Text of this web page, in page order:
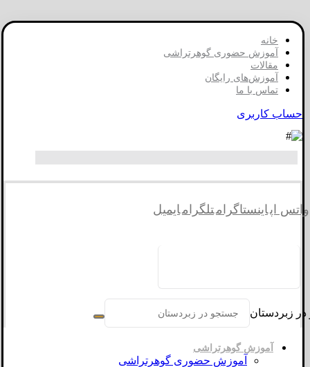
خانه
آموزش حضوری گوهرتراشی
مقالات
آموزش‌های رایگان
تماس با ما
حساب کاربری
واتس اپاینستاگرامتلگرامایمیل
زبردستان
آموزش گوهرتراشی
آموزش حضوری گوهرتراشی